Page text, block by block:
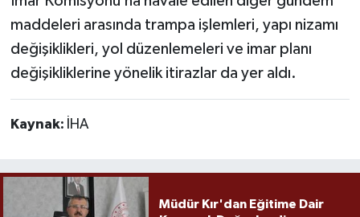
maddeleri arasında trampa işlemleri, yapı nizamı
değişiklikleri, yol düzenlemeleri ve imar planı
değişikliklerine yönelik itirazlar da yer aldı.
Kaynak: İHA
Müdür Kır'dan Eğitime Dair